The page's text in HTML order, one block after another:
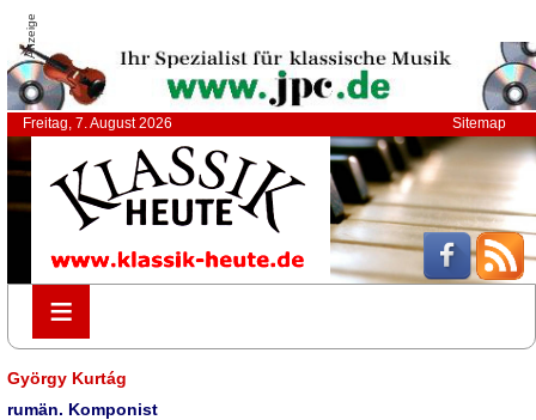
Anzeige
Freitag, 7. August 2026 Sitemap
≡
≡
György Kurtág
rumän. Komponist